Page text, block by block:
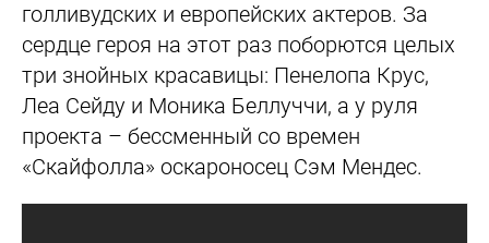
голливудских и европейских актеров. За
сердце героя на этот раз поборются целых
три знойных красавицы: Пенелопа Крус,
Леа Сейду и Моника Беллуччи, а у руля
проекта – бессменный со времен
«Скайфолла» оскароносец Сэм Мендес.